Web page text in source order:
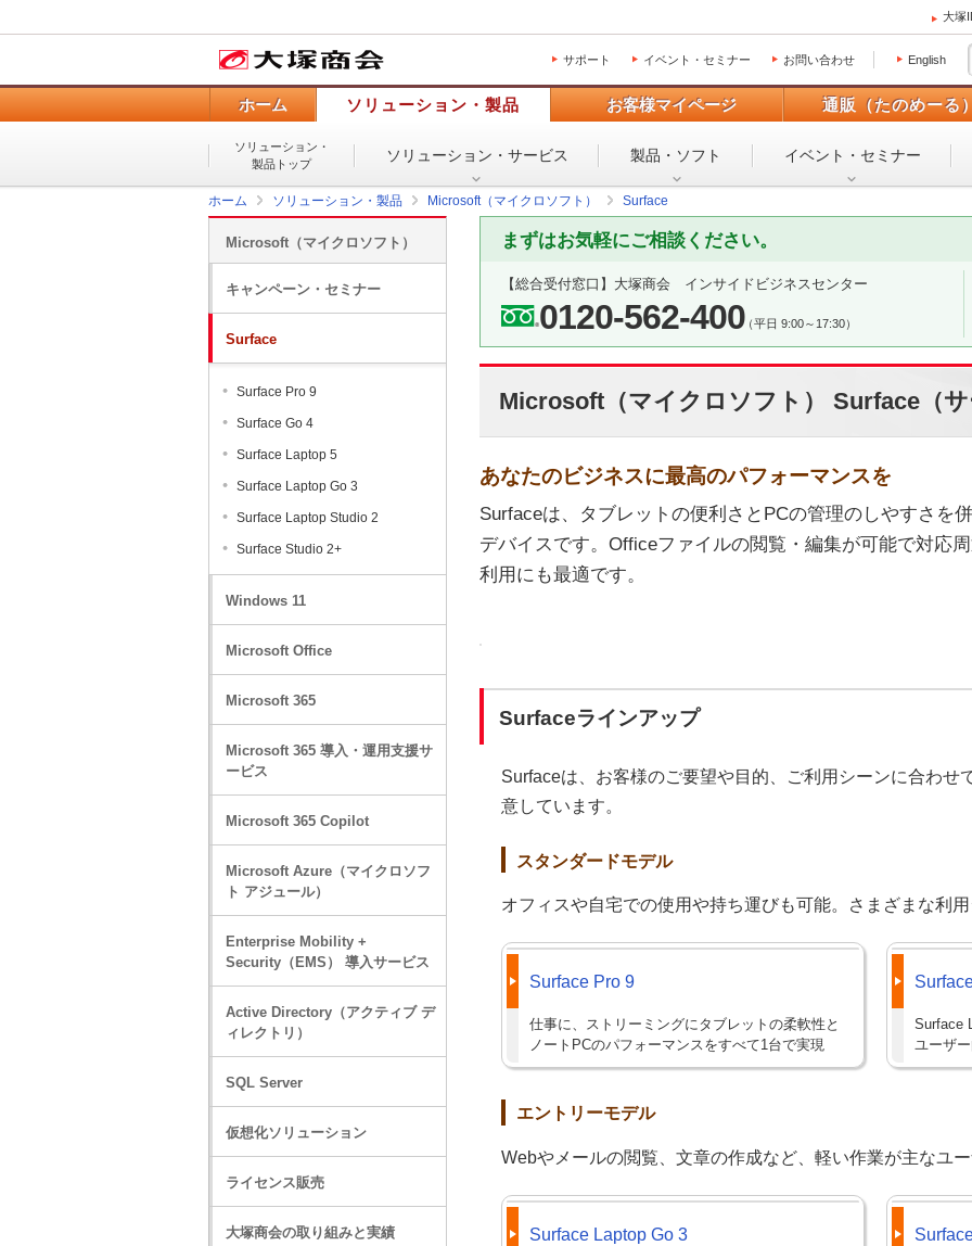
大塚
サポート イベント・セミナー お問い合わせ English
ホーム ソリューション・製品 お客様マイページ 通販（たのめーる）
ソリューション・
製品トップ
ソリューション・ サービス 製品・ソフト イベント・ セミナー
ホーム ソリューション・製品 Microsoft（マイクロソフト） Surface
まずはお気軽にご相談ください。
【総合受付窓口】大塚商会 インサイドビジネスセンター
0120-562-400（平日 9:00～17:30）
Microsoft（マイクロソフト） Surface（サ
あなたのビジネスに最高のパフォーマンスを
Surfaceは、タブレットの便利さとPCの管理のしやすさを
デバイスです。Officeファイルの閲覧・編集が可能で対応
利用にも最適です。
Surfaceラインアップ
Surfaceは、お客様のご要望や目的、ご利用シーンに合わせ
意しています。
スタンダードモデル
オフィスや自宅での使用や持ち運びも可能。さまざまな利
Surface Pro 9
仕事に、ストリーミングにタブレットの柔軟性と
ノートPCのパフォーマンスをすべて1台で実現
Surface
ユーザ
エントリーモデル
Webやメールの閲覧、文章の作成など、軽い作業が主なユ
Surface Laptop Go 3
Microsoft（マイクロソフト）
キャンペーン・セミナー
Surface
Surface Pro 9
Surface Go 4
Surface Laptop 5
Surface Laptop Go 3
Surface Laptop Studio 2
Surface Studio 2+
Windows 11
Microsoft Office
Microsoft 365
Microsoft 365 導入・運用支援サ
ービス
Microsoft 365 Copilot
Microsoft Azure（マイクロソフ
ト アジュール）
Enterprise Mobility +
Security（EMS） 導入サービス
Active Directory（アクティブ デ
ィレクトリ）
SQL Server
仮想化ソリューション
ライセンス販売
大塚商会の取り組みと実績